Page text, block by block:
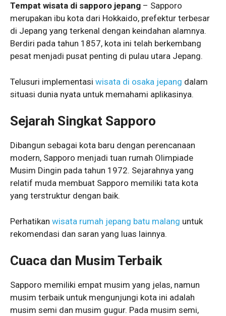
Tempat wisata di sapporo jepang – Sapporo
merupakan ibu kota dari Hokkaido, prefektur terbesar
di Jepang yang terkenal dengan keindahan alamnya.
Berdiri pada tahun 1857, kota ini telah berkembang
pesat menjadi pusat penting di pulau utara Jepang.
Telusuri implementasi wisata di osaka jepang dalam
situasi dunia nyata untuk memahami aplikasinya.
Sejarah Singkat Sapporo
Dibangun sebagai kota baru dengan perencanaan
modern, Sapporo menjadi tuan rumah Olimpiade
Musim Dingin pada tahun 1972. Sejarahnya yang
relatif muda membuat Sapporo memiliki tata kota
yang terstruktur dengan baik.
Perhatikan wisata rumah jepang batu malang untuk
rekomendasi dan saran yang luas lainnya.
Cuaca dan Musim Terbaik
Sapporo memiliki empat musim yang jelas, namun
musim terbaik untuk mengunjungi kota ini adalah
musim semi dan musim gugur. Pada musim semi,